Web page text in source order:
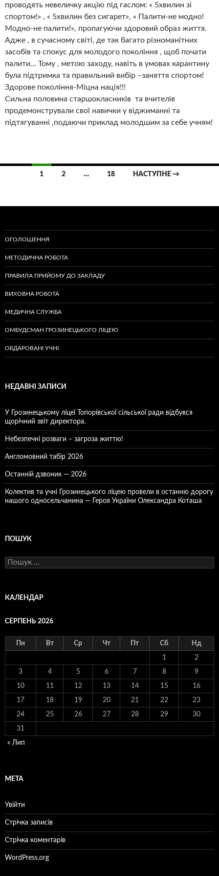
проводять невеличку акцію під гаслом: « 5хвилин зі
спортом!» , « 5хвилин без сигарет», « Палити-не модно!
Модно-не палити!», пропагуючи здоровий образ життя.
Адже , в сучасному світі, де так багато різноманітних
засобів та спокус для молодого покоління , щоб почати
палити… Тому , метою заходу, навіть в умовах карантину
була підтримка та правильний вибір –заняття спортом!
Здорове покоління-Міцна нація!!!
Сильна половина старшокласників та вчителів
продемонстрували свої навички у віджиманні та
підтягуванні ,подаючи приклад молодшим за себе учням!
Навігація
записам
1 2 … 18 НАСТУПНЕ →
ОГОЛОШЕННЯ
МЕТОДИЧНА РОБОТА
ПРАВИЛА ПРИЙОМУ ДО ЗАКЛАДУ
ВИХОВНА РОБОТА
МЕДИЧНА СЛУЖБА
ОМБУДСМАН ГРОЗИНЕЦЬКОГО ЛІЦЕЮ
ОБДАРОВАНІ УЧНІ
НЕДАВНІ ЗАПИСИ
У Грозинецькому ліцеї Топорівської сільської ради відбувся
щорічний звіт директора.
Небезпечні розваги – загроза життю!
Англомовний табір 2026
Останній дзвоник — 2026
Колектив та учні Грозинецького ліцею провели в останню дорогу
нашого односельчанина — Героя України Олександра Коташа
ПОШУК
Пошук:
КАЛЕНДАР
СЕРПЕНЬ 2026
Пн Вт Ср Чт Пт Сб Нд
1 2
3 4 5 6 7 8 9
10 11 12 13 14 15 16
17 18 19 20 21 22 23
24 25 26 27 28 29 30
31
« Лип
МЕТА
Увійти
Стрічка записів
Стрічка коментарів
WordPress.org